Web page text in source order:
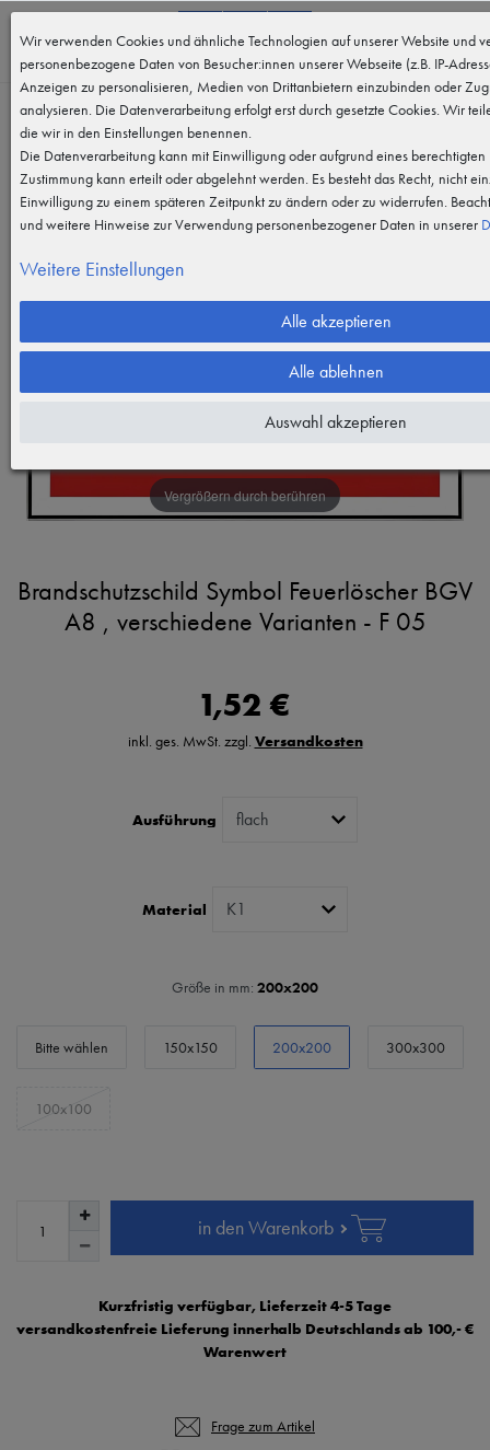
MENÜ 0
Vergrößern durch berühren
Brandschutzschild Symbol Feuerlöscher BGV
A8 , verschiedene Varianten - F 05
1,52 €
inkl. ges. MwSt. zzgl. Versandkosten
Ausführung
Material
Größe in mm: 200x200
Bitte wählen 150x150 200x200 300x300
100x100
in den Warenkorb
Kurzfristig verfügbar, Lieferzeit 4-5 Tage
versandkostenfreie Lieferung innerhalb Deutschlands ab 100,- €
Warenwert
Frage zum Artikel
Wir verwenden Cookies und ähnliche Technologien auf unserer Website und
personenbezogene Daten von Besucher:innen unserer Webseite (z.B. IP-
Anzeigen zu personalisieren, Medien von Drittanbietern einzubinden oder
analysieren. Die Datenverarbeitung erfolgt erst durch gesetzte Cookies. Wir
die wir in den Einstellungen benennen.
Die Datenverarbeitung kann mit Einwilligung oder aufgrund eines berechtigten
Zustimmung kann erteilt oder abgelehnt werden. Es besteht das Recht, nicht
Einwilligung zu einem späteren Zeitpunkt zu ändern oder zu widerrufen.
und weitere Hinweise zur Verwendung personenbezogener Daten in unserer
Weitere Einstellungen
Alle akzeptieren
Alle ablehnen
Auswahl akzeptieren